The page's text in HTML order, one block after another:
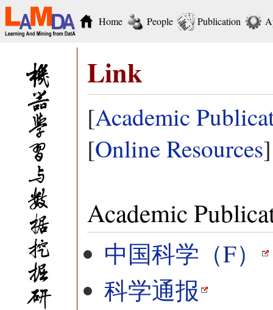
Home People Publication
Link
[Academic
[Online Resources]
Academic
中国科学（F）
科学通报